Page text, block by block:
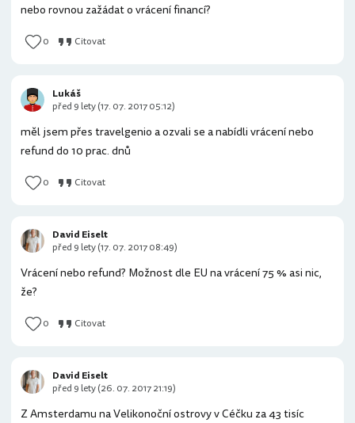
nebo rovnou zažádat o vrácení financí?
0 Citovat
měl jsem přes travelgenio a ozvali se a nabídli vrácení nebo
refund do 10 prac. dnů
0 Citovat
Lukáš
před 9 lety (17. 07. 2017 05:12)
Vrácení nebo refund? Možnost dle EU na vrácení 75 % asi nic,
že?
0 Citovat
David Eiselt
před 9 lety (17. 07. 2017 08:49)
Z Amsterdamu na Velikonoční ostrovy v Céčku za 43 tisíc
David Eiselt
před 9 lety (26. 07. 2017 21:19)